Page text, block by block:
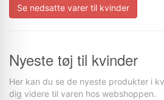
Se nedsatte varer til kvinder
Nyeste tøj til kvinder
Her kan du se de nyeste produkter i
dig videre til varen hos webshoppen.